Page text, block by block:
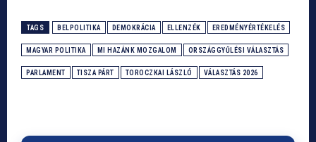
TAGS BELPOLITIKA DEMOKRÁCIA ELLENZÉK EREDMÉNYÉRTÉKELÉS
MAGYAR POLITIKA MI HAZÁNK MOZGALOM ORSZÁGGYŰLÉSI VÁLASZTÁS
PARLAMENT TISZA PÁRT TOROCZKAI LÁSZLÓ VÁLASZTÁS 2026